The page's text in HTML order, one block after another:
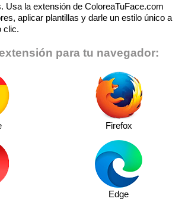
Usa la extensión de ColoreaTuFace.com
aplicar plantillas y darle un estilo único a
clic.
para tu navegador:
Firefox
Edge